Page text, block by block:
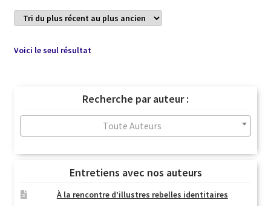
Voici le seul résultat
Recherche par auteur :
Toute Auteurs
Entretiens avec nos auteurs
À la rencontre d’illustres rebelles identitaires